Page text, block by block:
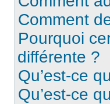
Comment
Pourquoi
différente ?
Qu’est-ce
Qu’est-ce